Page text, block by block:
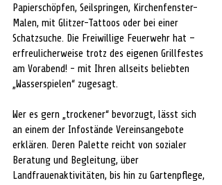
Papierschöpfen, Seilspringen, Kirchenfenster-
Malen, mit Glitzer-Tattoos oder bei einer
Schatzsuche. Die Freiwillige Feuerwehr hat –
erfreulicherweise trotz des eigenen Grillfestes
am Vorabend! - mit Ihren allseits beliebten
„Wasserspielen“ zugesagt.
Wer es gern „trockener“ bevorzugt, lässt sich
an einem der Infostände Vereinsangebote
erklären. Deren Palette reicht von sozialer
Beratung und Begleitung, über
Landfrauenaktivitäten, bis hin zu Gartenpflege,